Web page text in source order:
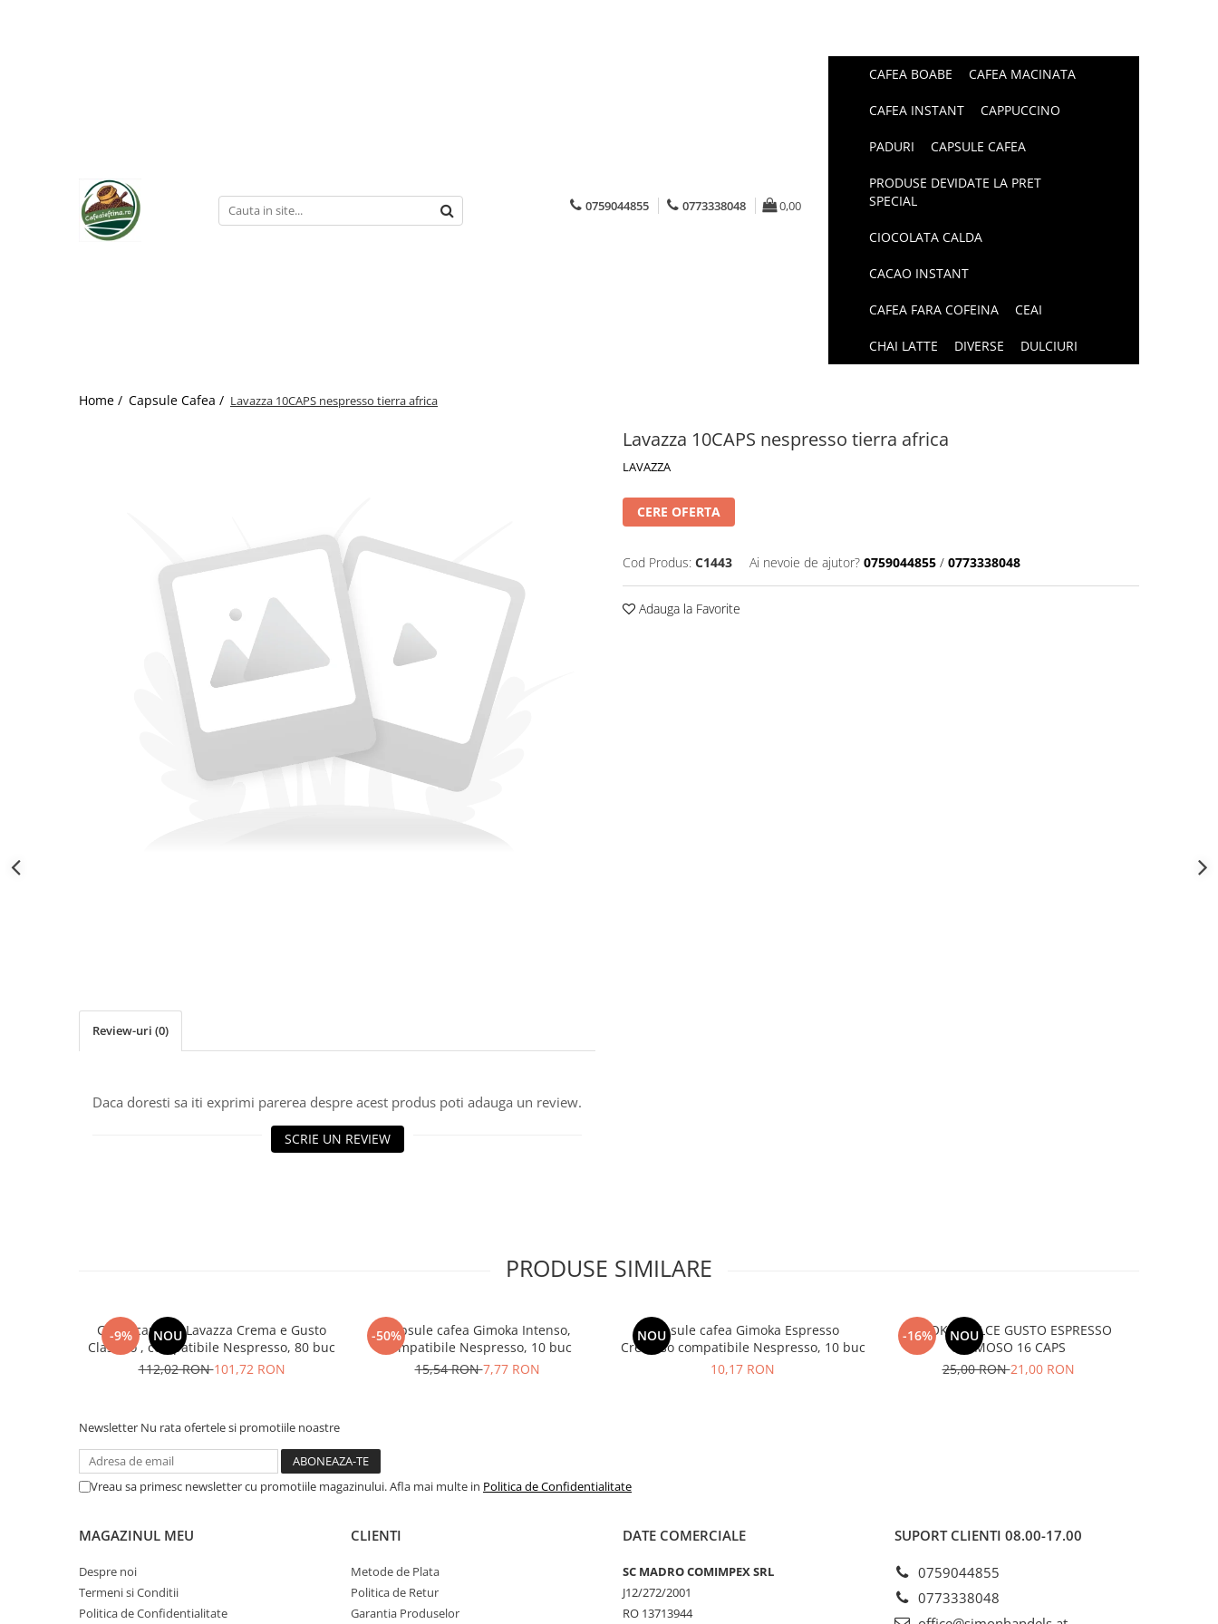
0759044855 0773338048 0,00
CAFEA BOABE CAFEA MACINATA
CAFEA INSTANT CAPPUCCINO
PADURI CAPSULE CAFEA
PRODUSE DEVIDATE LA PRET
SPECIAL
CIOCOLATA CALDA
CACAO INSTANT
CAFEA FARA COFEINA CEAI
CHAI LATTE DIVERSE DULCIURI
Home / Capsule Cafea / Lavazza 10CAPS nespresso tierra africa
Lavazza 10CAPS nespresso tierra africa
LAVAZZA
CERE OFERTA
Cod Produs: C1443 Ai nevoie de ajutor? 0759044855 / 0773338048
Adauga la Favorite
Review-uri (0)
Daca doresti sa iti exprimi parerea despre acest produs poti adauga un review.
SCRIE UN REVIEW
PRODUSE SIMILARE
-9% NOU
Cafea capsule Lavazza Crema e Gusto
Classico , compatibile Nespresso, 80 buc
112,02 RON101,72 RON
-50%
Capsule cafea Gimoka Intenso,
Compatibile Nespresso, 10 buc
15,54 RON7,77 RON
NOU
Capsule cafea Gimoka Espresso
Cremoso compatibile Nespresso, 10 buc
10,17 RON
-16% NOU
GIMOKA DOLCE GUSTO ESPRESSO
CREMOSO 16 CAPS
25,00 RON21,00 RON
Newsletter Nu rata ofertele si promotiile noastre
Vreau sa primesc newsletter cu promotiile magazinului. Afla mai multe in Politica de Confidentialitate
MAGAZINUL MEU
Despre noi
Termeni si Conditii
Politica de Confidentialitate
CLIENTI
Metode de Plata
Politica de Retur
Garantia Produselor
DATE COMERCIALE
SC MADRO COMIMPEX SRL
J12/272/2001
RO 13713944
SUPORT CLIENTI 08.00-17.00
0759044855
0773338048